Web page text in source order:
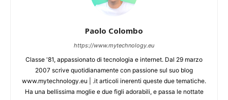
Paolo Colombo
https://www.mytechnology.eu
Classe '81, appassionato di tecnologia e internet. Dal 29 marzo
2007 scrive quotidianamente con passione sul suo blog
www.mytechnology.eu | .it articoli inerenti queste due tematiche.
Ha una bellissima moglie e due figli adorabili, e passa le nottate